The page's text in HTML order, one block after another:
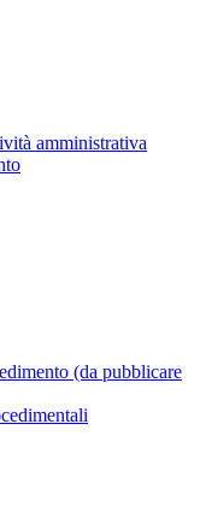
amministrativa
(da pubblicare